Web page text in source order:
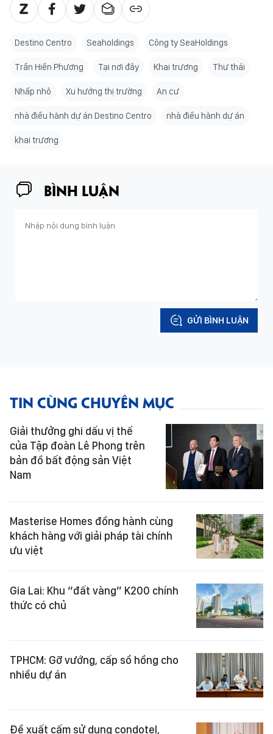
Destino Centro Seaholdings Công ty SeaHoldings
Trần Hiền Phương Tại nơi đây Khai trương Thư thái
Nhấp nhô Xu hướng thị trường An cư
nhà điều hành dự án Destino Centro nhà điều hành dự án
khai trương
BÌNH LUẬN
GỬI BÌNH LUẬN
TIN CÙNG CHUYÊN MỤC
Giải thưởng ghi dấu vị thế
của Tập đoàn Lê Phong trên
bản đồ bất động sản Việt
Nam
Masterise Homes đồng hành cùng
khách hàng với giải pháp tài chính
ưu việt
Gia Lai: Khu “đất vàng” K200 chính
thức có chủ
TPHCM: Gỡ vướng, cấp sổ hồng cho
nhiều dự án
Đề xuất cấm sử dụng condotel,